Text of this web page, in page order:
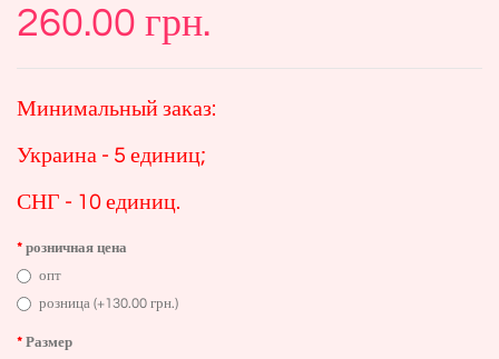
260.00 грн.
Минимальный заказ:
Украина - 5 единиц;
СНГ - 10 единиц.
розничная цена
опт
розница (+130.00 грн.)
Размер